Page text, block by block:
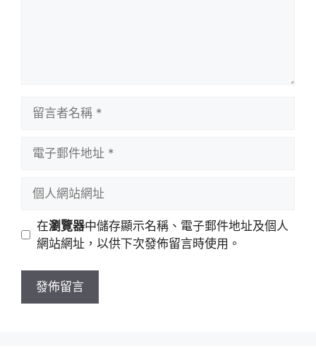
址
站
址
在瀏覽器中儲存顯示名稱、電子郵件地址及個人
網站網址，以供下次發佈留言時使用。